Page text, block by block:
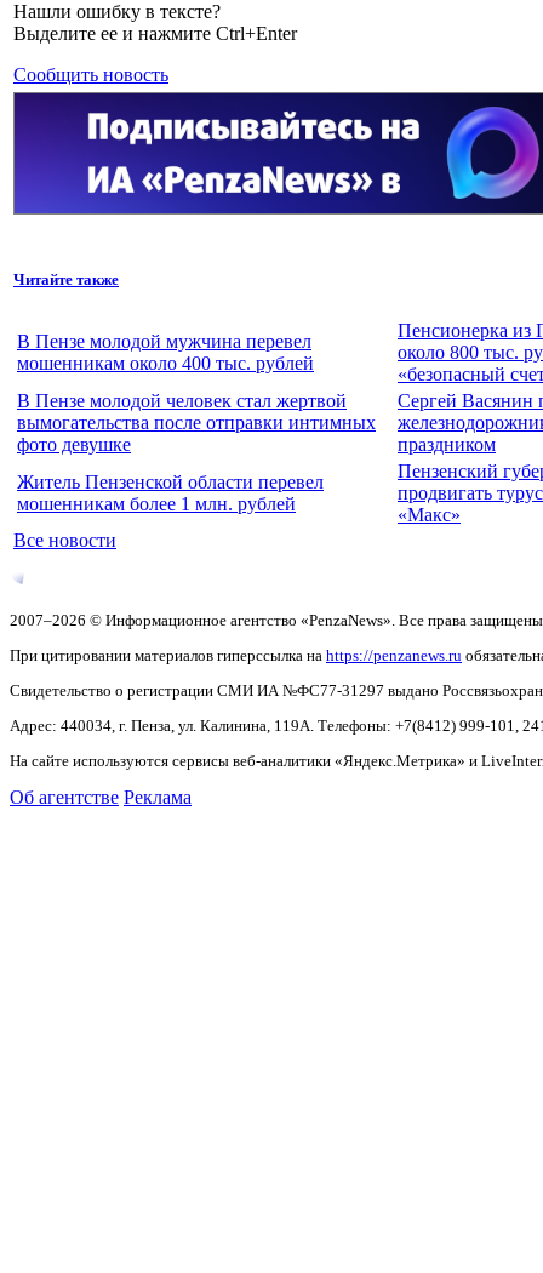
Нашли ошибку в тексте?
Выделите ее и нажмите Ctrl+Enter
Сообщить новость
Читайте также
В Пензе молодой мужчина перевел
мошенникам около 400 тыс. рублей
Пенсионерка из
около 800 тыс.
«безопасный
В Пензе молодой человек стал жертвой
вымогательства после отправки интимных
фото девушке
Сергей Васянин
праздником
Житель Пензенской области перевел
мошенникам более 1 млн. рублей
Пензенский
продвигать
«Макс»
Все новости
2007–2026 © Информационное агентство «PenzaNews». Все права
При цитировании материалов гиперссылка на https://penzanews.ru
Свидетельство о регистрации СМИ ИА №ФС77-31297 выдано
Адрес: 440034, г. Пенза, ул. Калинина, 119А. Телефоны: +7(8412) 999-101,
На сайте используются сервисы веб-аналитики «Яндекс.Метрика» и
Об агентстве Реклама